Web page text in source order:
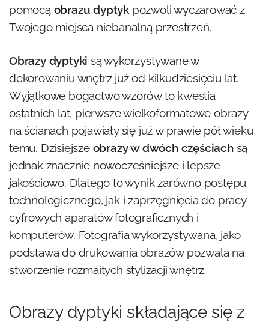
pomocą obrazu dyptyk pozwoli wyczarować z
Twojego miejsca niebanalną przestrzeń.
Obrazy dyptyki są wykorzystywane w
dekorowaniu wnętrz już od kilkudziesięciu lat.
Wyjątkowe bogactwo wzorów to kwestia
ostatnich lat, pierwsze wielkoformatowe obrazy
na ścianach pojawiały się już w prawie pół wieku
temu. Dzisiejsze obrazy w dwóch częściachsą
jednak znacznie nowocześniejsze i lepsze
jakościowo. Dlatego to wynik zarówno postępu
technologicznego, jak i zaprzęgnięcia do pracy
cyfrowych aparatów fotograficznych i
komputerów. Fotografia wykorzystywana, jako
podstawa do drukowania obrazów pozwala na
stworzenie rozmaitych stylizacji wnętrz.
Obrazy dyptyki składające się z